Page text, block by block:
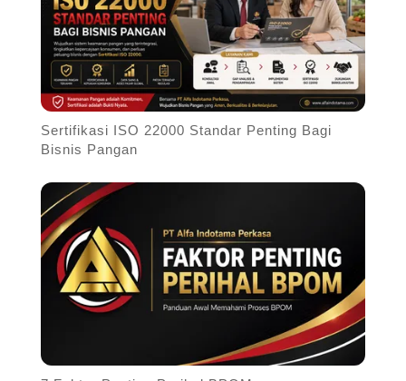
Sertifikasi ISO 22000 Standar Penting Bagi
Bisnis Pangan